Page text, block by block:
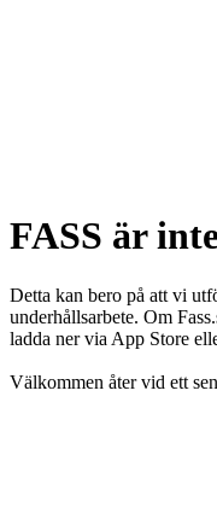
FASS är
Detta kan bero på att vi
underhållsarbete. Om
ladda ner via App Store
Välkommen åter vid ett